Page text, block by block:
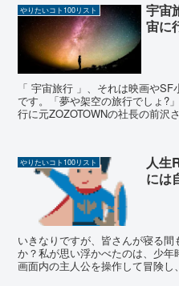
やりたいコト100リスト
宇宙
宙に
「 宇宙旅行 」、それは映画や
です。「夢や架空の旅行でしょ?
行に元ZOZOTOWNの社長の前沢
やりたいコト100リスト
人生
には
いきなりですが、皆さんが寝る
か？私が思い浮かべたのは、少年
画面内の主人公を操作して冒険